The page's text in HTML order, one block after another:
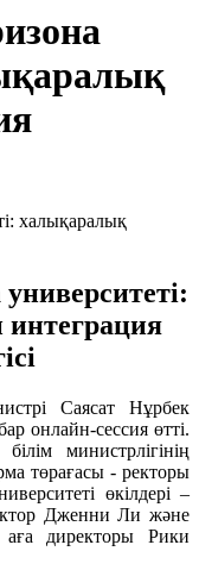
Саясат Нұрбек
онлайн-сессия өтті.
министрлігінің
төрағасы - ректоры
өкілдері –
Дженни Ли және
аға директоры Рики